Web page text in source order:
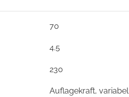
70
4.5
230
Auflagekraft, variabel